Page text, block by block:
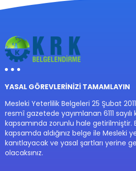
YASAL GÖREVLERİNİZİ TAMAMLAYIN
Mesleki Yeterlilik Belgeleri 25 Şubat
resmî gazetede yayımlanan 6111 sayılı
kapsamında zorunlu hale getirilmiştir.
kapsamda aldığınız belge ile Mesleki
kanıtlayacak ve yasal şartları yerine
olacaksınız.